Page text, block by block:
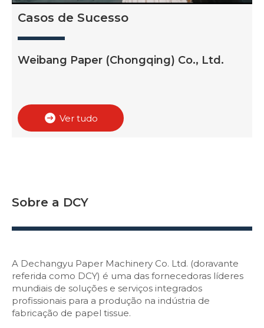
Casos de Sucesso
Weibang Paper (Chongqing) Co., Ltd.
Ver tudo
Sobre a DCY
A Dechangyu Paper Machinery Co. Ltd. (doravante
referida como DCY) é uma das fornecedoras líderes
mundiais de soluções e serviços integrados
profissionais para a produção na indústria de
fabricação de papel tissue.